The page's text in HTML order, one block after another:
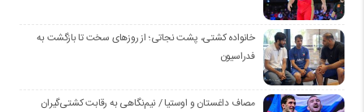
خانواده کشتی، پشت نجاتی؛ از روزهای سخت تا بازگشت به
فدراسیون
مصاف داغستان و اوستیا / نیم‌نگاهی به رقابت کشتی‌گیران